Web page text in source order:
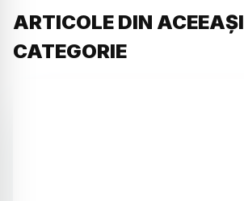
ARTICOLE DIN ACEEAȘI
CATEGORIE